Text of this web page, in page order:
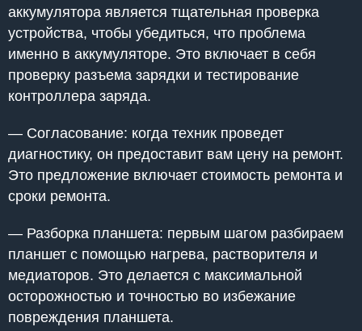
аккумулятора является тщательная проверка
устройства, чтобы убедиться, что проблема
именно в аккумуляторе. Это включает в себя
проверку разъема зарядки и тестирование
контроллера заряда.
— Согласование: когда техник проведет
диагностику, он предоставит вам цену на ремонт.
Это предложение включает стоимость ремонта и
сроки ремонта.
— Разборка планшета: первым шагом разбираем
планшет с помощью нагрева, растворителя и
медиаторов. Это делается с максимальной
осторожностью и точностью во избежание
повреждения планшета.